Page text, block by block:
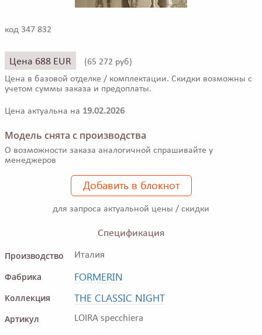
код 347 832
Цена 688 EUR (65 272 руб)
Цена в базовой отделке / комплектации. Скидки возможны с
учетом суммы заказа и предоплаты.
Цена актуальна на 19.02.2026
Модель снята с производства
О возможности заказа аналогичной спрашивайте у
менеджеров
Добавить в блокнот
для запроса актуальной цены / скидки
Спецификация
Производство
Италия
Фабрика FORMERIN
Коллекция THE CLASSIC NIGHT
Артикул LOIRA specchiera